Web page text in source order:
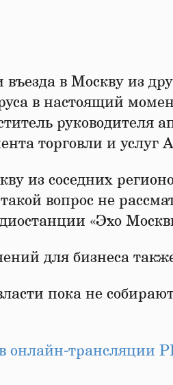
в Москву из
в настоящий
руководителя
торговли и услуг
из соседних
вопрос не
«Эхо
для бизнеса
пока не
в